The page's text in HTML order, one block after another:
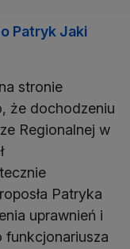
Patryk Jaki
stronie
że dochodzeniu
Regionalnej w
Patryka
uprawnień i
funkcjonariusza